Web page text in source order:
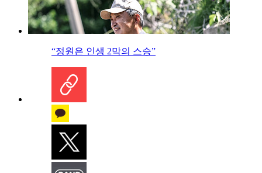
“정원은 인생 2막의 스승”